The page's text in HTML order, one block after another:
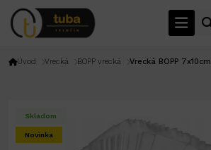
Úvod Vrecká BOPP vrecká Vrecká BOPP 7x10cm
Skladom
Novinka